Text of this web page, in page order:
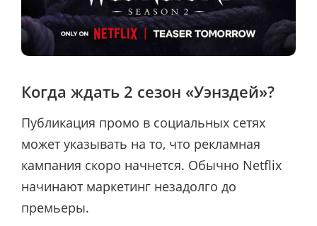
Когда ждать 2 сезон «Уэнздей»?
Публикация промо в социальных сетях
может указывать на то, что рекламная
кампания скоро начнется. Обычно Netflix
начинают маркетинг незадолго до
премьеры.